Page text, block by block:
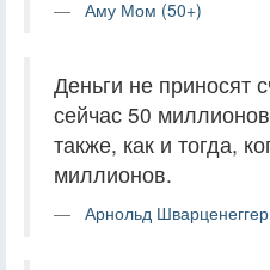
Аму Мом (50+)
Деньги не приносят
сейчас 50
также, как и тогда,
миллионов.
Арнольд